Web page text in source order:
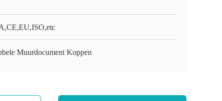
Muurdocument Koppen